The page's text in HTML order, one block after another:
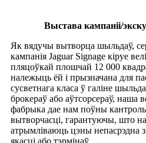
Выстава кампаніі/
Як вядучы вытворца шыльдаў,
кампанія Jaguar Signage кіруе
пляцоўкай плошчай 12 000
належыць ёй і прызначана для
сусветнага класа ў галіне
брокераў або аўтсорсераў, наша
фабрыка дае нам поўны
вытворчасці, гарантуючы, што
атрымліваюць цэны непасрэдна
якасці або тэрмінаў.